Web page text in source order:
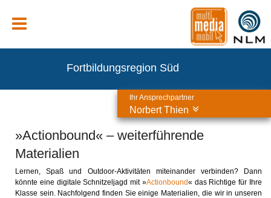
Fortbildungsregion Süd
»Actionbound« – weiterführende
Materialien
Lernen, Spaß und Outdoor-Aktivitäten miteinander verbinden? Dann
könnte eine digitale Schnitzeljagd mit »Actionbound« das Richtige für Ihre
Klasse sein. Nachfolgend finden Sie einige Materialien, die wir in unseren
Ihr Ansprechpartner
Norbert Thien